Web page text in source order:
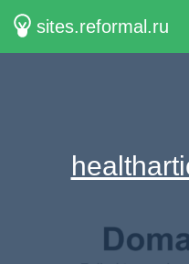
sites.reformal.ru